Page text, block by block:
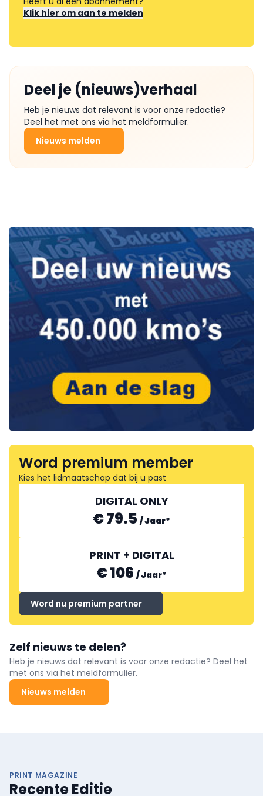
Klik hier om aan te melden
Deel je (nieuws)verhaal
Heb je nieuws dat relevant is voor onze redactie?
Deel het met ons via het meldformulier.
Nieuws melden
Word premium member
Kies het lidmaatschap dat bij u past
DIGITAL ONLY
€ 79.5 /Jaar*
PRINT + DIGITAL
€ 106 /Jaar*
Word nu premium partner
Zelf nieuws te delen?
Heb je nieuws dat relevant is voor onze redactie? Deel het
met ons via het meldformulier.
Nieuws melden
PRINT MAGAZINE
Recente Editie